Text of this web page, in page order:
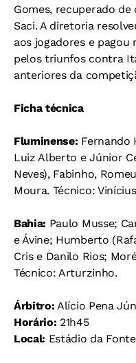
Gomes, recuperado
Saci. A diretoria
aos jogadores e
pelos triunfos contra
anteriores da
Ficha técnica
Fluminense: Fernando
Luiz Alberto e Júnior
Neves), Fabinho,
Moura. Técnico:
Bahia: Paulo Musse;
e Ávine; Humberto
Cris e Danilo Rios;
Técnico: Arturzinho.
Árbitro: Alício Pena
Horário: 21h45
Local: Estádio da